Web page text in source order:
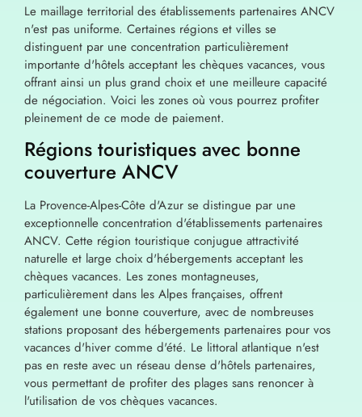
Le maillage territorial des établissements partenaires ANCV
n'est pas uniforme. Certaines régions et villes se
distinguent par une concentration particulièrement
importante d'hôtels acceptant les chèques vacances, vous
offrant ainsi un plus grand choix et une meilleure capacité
de négociation. Voici les zones où vous pourrez profiter
pleinement de ce mode de paiement.
Régions touristiques avec bonne
couverture ANCV
La Provence-Alpes-Côte d'Azur se distingue par une
exceptionnelle concentration d'établissements partenaires
ANCV. Cette région touristique conjugue attractivité
naturelle et large choix d'hébergements acceptant les
chèques vacances. Les zones montagneuses,
particulièrement dans les Alpes françaises, offrent
également une bonne couverture, avec de nombreuses
stations proposant des hébergements partenaires pour vos
vacances d'hiver comme d'été. Le littoral atlantique n'est
pas en reste avec un réseau dense d'hôtels partenaires,
vous permettant de profiter des plages sans renoncer à
l'utilisation de vos chèques vacances.